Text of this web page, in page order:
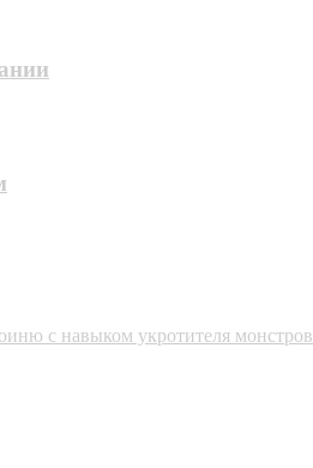
с навыком укротителя монстров